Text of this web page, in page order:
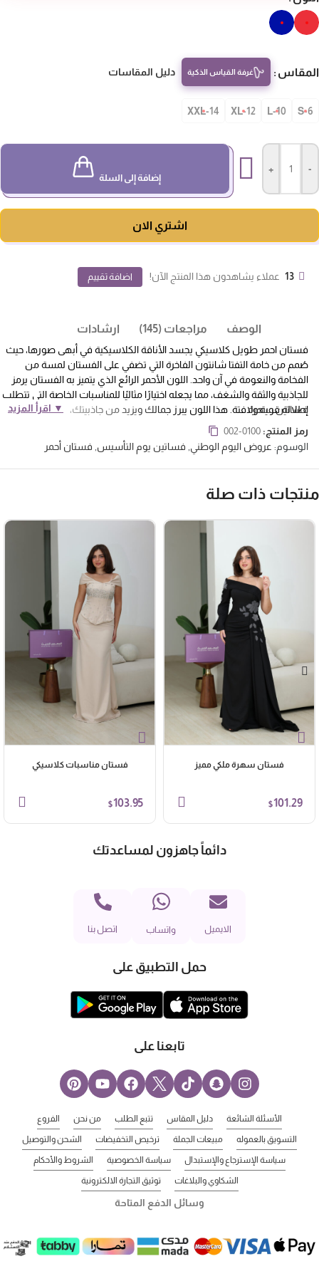
غرفة القياس الذكية دليل المقاسات
S-
10-L
12-XL
14-XXL
إضافة إلى السلة
اشتري الان
13 عملاء يشاهدون هذا المنتج الآن! اضافة تقييم
الوصف مراجعات (145) ارشادات
فستان احمر طويل كلاسيكي يجسد الأناقة الكلاسيكية في أبهى صورها، حيث
صُمم من خامة التفتا شانتون الفاخرة التي تضفي على الفستان لمسة من
الفخامة والنعومة في آن واحد. اللون الأحمر الرائع الذي يتميز به الفستان يرمز
للجاذبية والثقة والشغف، مما يجعله اختيارًا مثاليًا للمناسبات الخاصة التي تتطلب
إطلالة قوية ولافتة. هذا اللون يبرز جمالك ويزيد من جاذبيتك، ليجعلك محط
تتميز منطقة الصدر في الفستان بكسرات رفيعة تضيف
تناغمًا خاصًا للتصميم، مما يعزز من الجمال والأنوثة في إطلالتك. الكسرات تمنح
الفستان بُعدًا إضافيًا، مما يضفي عليه تفاصيل دقيقة تضفي لمسة فنية وأنيقة.
هذه التفاصيل تجعل من الفستان قطعة مميزة، تجمع بين الكلاسيكية
فساتين سهرة
▼ اقرأ المزيد
رمز المنتج:002-0100
الوسوم:عروض اليوم الوطني فساتين يوم التأسيس, فستان أحمر
ذات صلة
فستان سهرة ملكي مميز
$101.29
فستان مناسبات كلاسيكي
$103.95
دائماً جاهزون لمساعدتك
الايميل واتساب اتصل بنا
حمل التطبيق على
تابعنا على
الأسئلة الشائعة دليل المقاس تتبع الطلب من نحن الفروع
التسويق بالعموله مبيعات الجملة ترخيص التخفيضات الشحن والتوصيل
سياسة الإسترجاع والإستبدال سياسة الخصوصية الشروط والأحكام
الشكاوي والبلاغات توثيق التجارة الالكترونية
وسائل الدفع المتاحة